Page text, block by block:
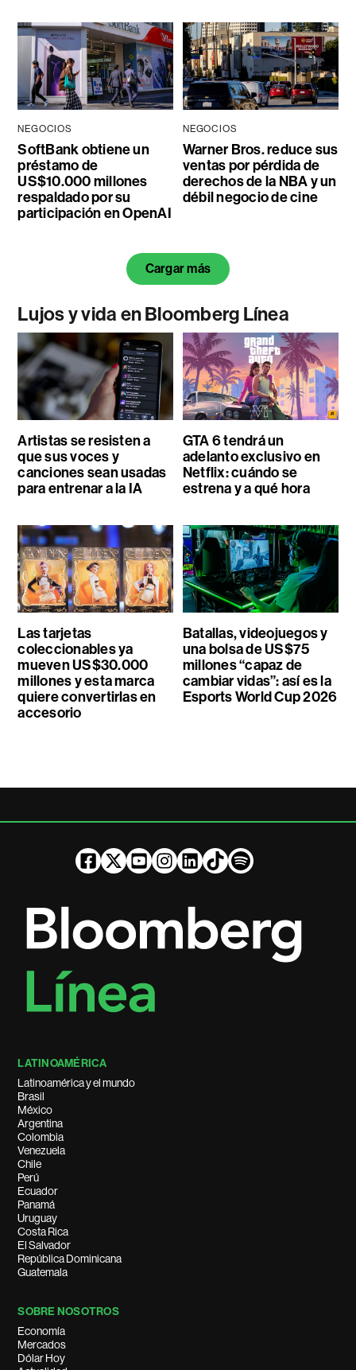
NEGOCIOS
SoftBank obtiene un
préstamo de
US$10.000 millones
respaldado por su
participación en OpenAI
NEGOCIOS
Warner Bros. reduce sus
ventas por pérdida de
derechos de la NBA y un
débil negocio de cine
Cargar más
Lujos y vida en Bloomberg Línea
Artistas se resisten a
que sus voces y
canciones sean usadas
para entrenar a la IA
GTA 6 tendrá un
adelanto exclusivo en
Netflix: cuándo se
estrena y a qué hora
Las tarjetas
coleccionables ya
mueven US$30.000
millones y esta marca
quiere convertirlas en
accesorio
Batallas, videojuegos y
una bolsa de US$75
millones “capaz de
cambiar vidas”: así es la
Esports World Cup 2026
LATINOAMÉRICA
Latinoamérica y el mundo
Brasil
México
Argentina
Colombia
Venezuela
Chile
Perú
Ecuador
Panamá
Uruguay
Costa Rica
El Salvador
República Dominicana
Guatemala
SOBRE NOSOTROS
Economía
Mercados
Dólar Hoy